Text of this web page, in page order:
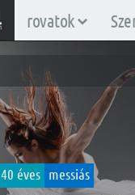
rovatok
40 éves messiás